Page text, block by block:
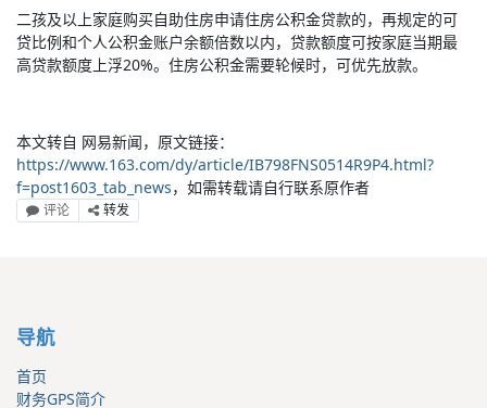
二孩及以上家庭购买自助住房申请住房公积金贷款的，再规定的可
贷比例和个人公积金账户余额倍数以内，贷款额度可按家庭当期最
高贷款额度上浮20%。住房公积金需要轮候时，可优先放款。
本文转自 网易新闻，原文链接：
https://www.163.com/dy/article/IB798FNS0514R9P4.html?
f=post1603_tab_news，如需转载请自行联系原作者
评论 转发
导航
首页
财务GPS简介